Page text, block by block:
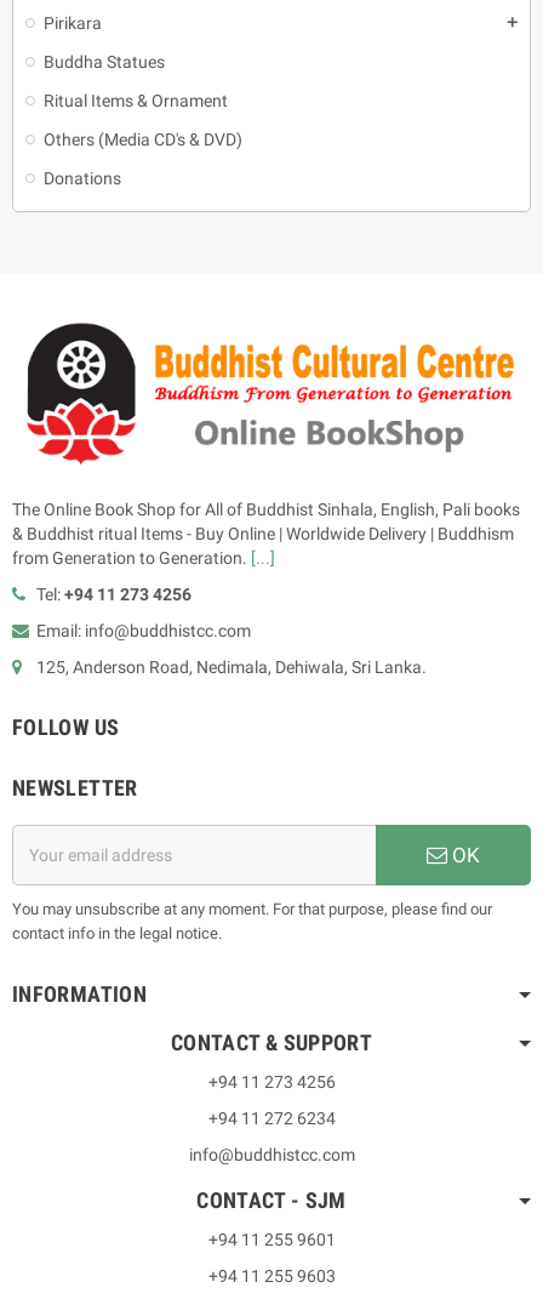
Pirikara add
Buddha Statues
Ritual Items & Ornament
Others (Media CD's & DVD)
Donations
The Online Book Shop for All of Buddhist Sinhala, English, Pali books
& Buddhist ritual Items - Buy Online | Worldwide Delivery | Buddhism
from Generation to Generation. [...]
Tel:+94 11 273 4256
Email: info@buddhistcc.com
125, Anderson Road, Nedimala, Dehiwala, Sri Lanka.
FOLLOW US
NEWSLETTER
OK
You may unsubscribe at any moment. For that purpose, please find our
contact info in the legal notice.
INFORMATION
CONTACT & SUPPORT
+94 11 273 4256
+94 11 272 6234
info@buddhistcc.com
CONTACT - SJM
+94 11 255 9601
+94 11 255 9603